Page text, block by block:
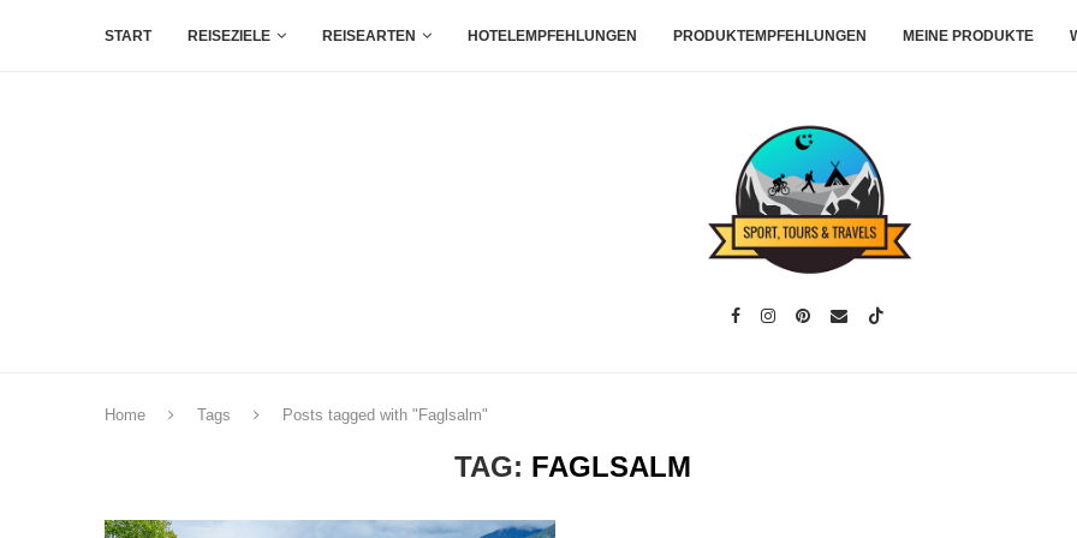
START REISEZIELE REISEARTEN HOTELEMPFEHLUNGEN PRODUKTEMPFEHLUNGEN MEINE PRODUKTE
Home Tags Posts tagged with "Faglsalm"
TAG: FAGLSALM